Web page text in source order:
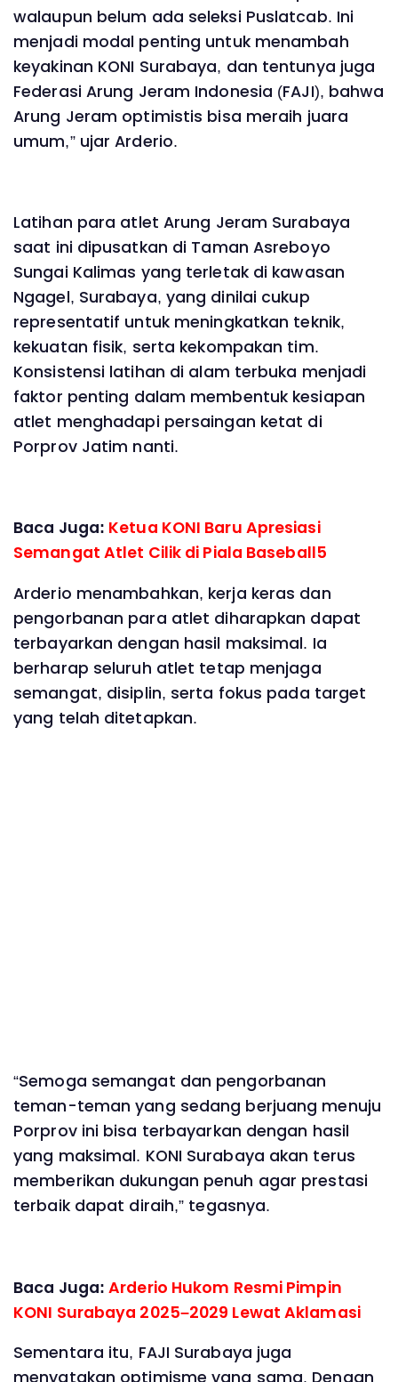
walaupun belum ada seleksi Puslatcab. Ini
menjadi modal penting untuk menambah
keyakinan KONI Surabaya, dan tentunya juga
Federasi Arung Jeram Indonesia (FAJI), bahwa
Arung Jeram optimistis bisa meraih juara
umum,” ujar Arderio.
Latihan para atlet Arung Jeram Surabaya
saat ini dipusatkan di Taman Asreboyo
Sungai Kalimas yang terletak di kawasan
Ngagel, Surabaya, yang dinilai cukup
representatif untuk meningkatkan teknik,
kekuatan fisik, serta kekompakan tim.
Konsistensi latihan di alam terbuka menjadi
faktor penting dalam membentuk kesiapan
atlet menghadapi persaingan ketat di
Porprov Jatim nanti.
Baca Juga: Ketua KONI Baru Apresiasi
Semangat Atlet Cilik di Piala Baseball5
Arderio menambahkan, kerja keras dan
pengorbanan para atlet diharapkan dapat
terbayarkan dengan hasil maksimal. Ia
berharap seluruh atlet tetap menjaga
semangat, disiplin, serta fokus pada target
yang telah ditetapkan.
“Semoga semangat dan pengorbanan
teman-teman yang sedang berjuang menuju
Porprov ini bisa terbayarkan dengan hasil
yang maksimal. KONI Surabaya akan terus
memberikan dukungan penuh agar prestasi
terbaik dapat diraih,” tegasnya.
Baca Juga:Arderio Hukom Resmi Pimpin
KONI Surabaya 2025–2029 Lewat Aklamasi
Sementara itu, FAJI Surabaya juga
menyatakan optimisme yang sama. Dengan